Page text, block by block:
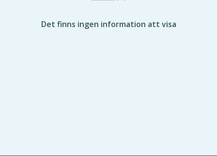
Det finns ingen information att visa